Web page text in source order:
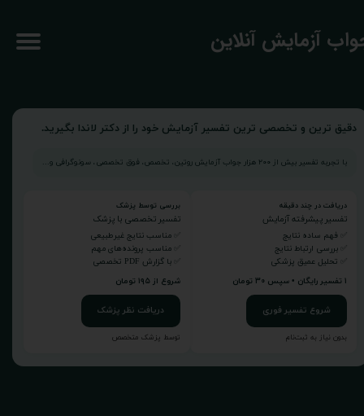
آزمایش آنلاین
دقیق ترین و تخصصی ترین تفسیر آزمایش خود را از دکتر لاندا بگیرید.
با تجربه تفسیر بیش از ۲۰۰ هزار جواب آزمایش روتین، تخصص، فوق تخصصی، سونوگرافی و...
دریافت در چند دقیقه
تفسیر پیشرفته آزمایش
✅ فهم ساده نتایج
✅ بررسی ارتباط نتایج
✅ تحلیل عمیق پزشکی
۱ تفسیر رایگان • سپس ۳۰ تومان
شروع تفسیر فوری
بدون نیاز به ثبت‌نام
بررسی توسط پزشک
تفسیر تخصصی با پزشک
✅ مناسب نتایج غیرطبیعی
✅ مناسب پرونده‌های مهم
✅ با گزارش PDF تخصصی
شروع از ۱۹۵ تومان
دریافت نظر پزشک
توسط پزشک متخصص